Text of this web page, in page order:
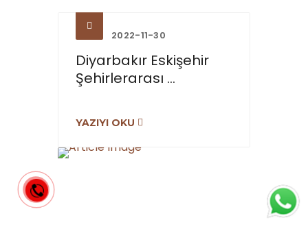
2022-11-30
Diyarbakır Eskişehir
Şehirlerarası ...
YAZIYI OKU